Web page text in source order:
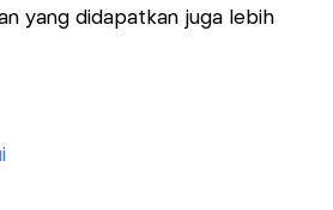
yang didapatkan juga lebih